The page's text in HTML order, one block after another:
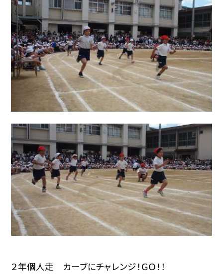
２年個人走 カーブにチャレンジ！ＧＯ！！